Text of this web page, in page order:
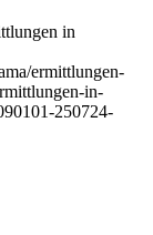
in
ermittlungen-
in-
250724-